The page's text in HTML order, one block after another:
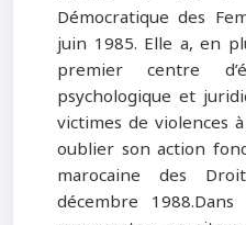
Démocratique des
juin 1985. Elle a, en
premier centre
psychologique et
victimes de violences
oublier son action
marocaine des
décembre